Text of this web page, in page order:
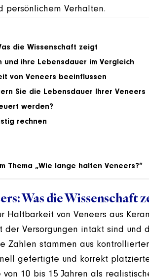
persönlichem Verhalten.
die Wissenschaft zeigt
ihre Lebensdauer im Vergleich
von Veneers beeinflussen
Sie die Lebensdauer Ihrer Veneers
werden?
rechnen
Thema „Wie lange halten Veneers?“
Was die Wissenschaft
Haltbarkeit von Veneers aus
der Versorgungen intakt sind und
Zahlen stammen aus
gefertigte und korrekt
10 bis 15 Jahren als